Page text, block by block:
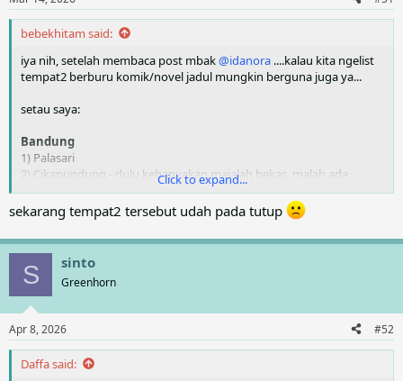
bebekhitam said:
iya nih, setelah membaca post mbak@idanora ....kalau kita ngelist
tempat2 berburu komik/novel jadul mungkin berguna juga ya...
setau saya:
Bandung
1) Palasari
2) Cikapundung - dulu kebanyakan majalah bekas, malah ada
majalah tahun 70-an segala, tapi entah sekarang masih ada enggak
Jakarta
1) Plaza Semanggi
2) Gudang Buku di Pasar Festival Kuningan
2) Blok M Square
Click to expand...
sekarang tempat2 tersebut udah pada tutup
S sinto
Greenhorn
Apr 8, 2026 #52
Daffa said: